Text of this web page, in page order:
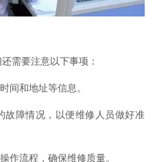
需要注意以下事项：
间和地址等信息。
故障情况，以便维修人员做好准
作流程，确保维修质量。